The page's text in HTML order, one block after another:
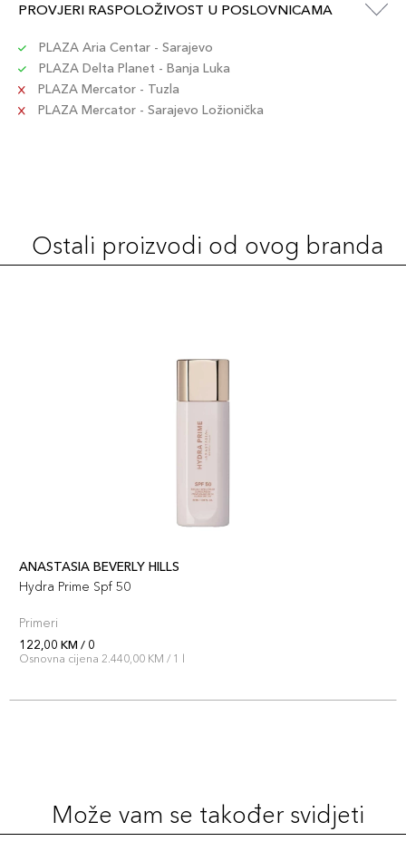
PROVJERI RASPOLOŽIVOST U POSLOVNICAMA
PLAZA Aria Centar - Sarajevo
PLAZA Delta Planet - Banja Luka
PLAZA Mercator - Tuzla
PLAZA Mercator - Sarajevo Ložionička
Ostali proizvodi od ovog branda
ANASTASIA BEVERLY HILLS
Hydra Prime Spf 50
Primeri
122,00 KM / 0
Osnovna cijena 2.440,00 KM / 1 l
Može vam se također svidjeti